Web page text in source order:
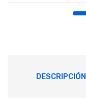
DESCRIPCIÓN